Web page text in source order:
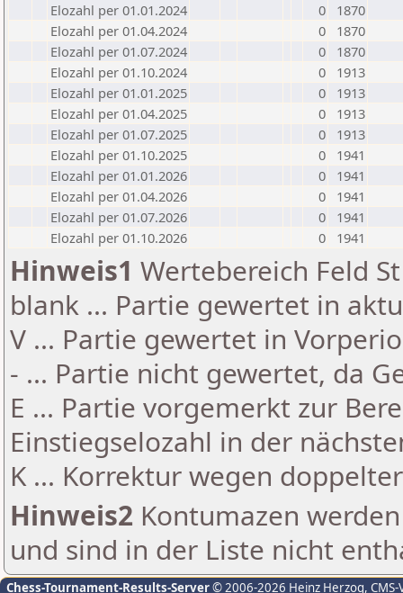
Elozahl per 01.01.2024
0
1870
Elozahl per 01.04.2024
0
1870
Elozahl per 01.07.2024
0
1870
Elozahl per 01.10.2024
0
1913
Elozahl per 01.01.2025
0
1913
Elozahl per 01.04.2025
0
1913
Elozahl per 01.07.2025
0
1913
Elozahl per 01.10.2025
0
1941
Elozahl per 01.01.2026
0
1941
Elozahl per 01.04.2026
0
1941
Elozahl per 01.07.2026
0
1941
Elozahl per 01.10.2026
0 1941
Hinweis1 Wertebereich Feld
blank ... Partie gewertet in
V ... Partie gewertet in
- ... Partie nicht gewertet, da
E ... Partie vorgemerkt zur
Einstiegselozahl in der
K ... Korrektur wegen
Hinweis2 Kontumazen
und sind in der Liste nicht
Chess-Tournament-Results-Server© 2006-2026 Heinz Herzog,